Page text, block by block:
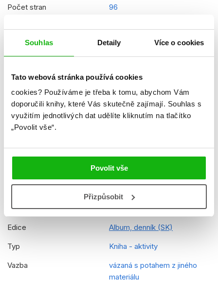
Souhlas Detaily Více o cookies
Tato webová stránka používá cookies
cookies? Používáme je třeba k tomu, abychom Vám
doporučili knihy, které Vás skutečně zajímají. Souhlas s
využitím jednotlivých dat udělíte kliknutím na tlačítko
„Povolit vše“.
Povolit vše
Přizpůsobit
Počet stran 96
Datum vydání 21.08.2026
Hmotnost 0,311 kg
Jazyk slovenština
Řady Squishmallows (SK)
Colouring Journal
angličtina
Věk od 6
Edice Album, denník (SK)
Typ Kniha - aktivity
Vazba
vázaná s potahem z jiného
materiálu